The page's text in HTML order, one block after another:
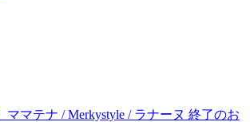
ママテナ / Merkystyle / ラナーヌ 終了のお